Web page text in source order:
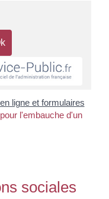
ligne et formulaires
l'embauche d'un
sociales